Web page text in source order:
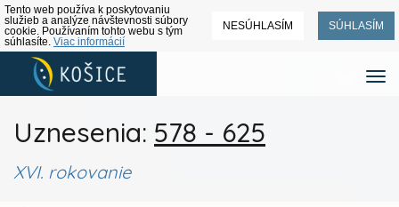
Tento web používa k poskytovaniu
služieb a analýze návštevnosti súbory
cookie. Používaním tohto webu s tým
súhlasíte. Viac informácií
NESÚHLASÍM SÚHLASÍM
Uznesenia: 578 - 625
XVI. rokovanie